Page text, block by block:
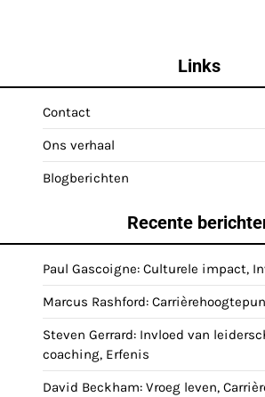
Links
Contact
Ons verhaal
Blogberichten
Recente
Paul Gascoigne: Culturele impact,
Marcus Rashford:
Steven Gerrard: Invloed van
coaching, Erfenis
David Beckham: Vroeg leven,